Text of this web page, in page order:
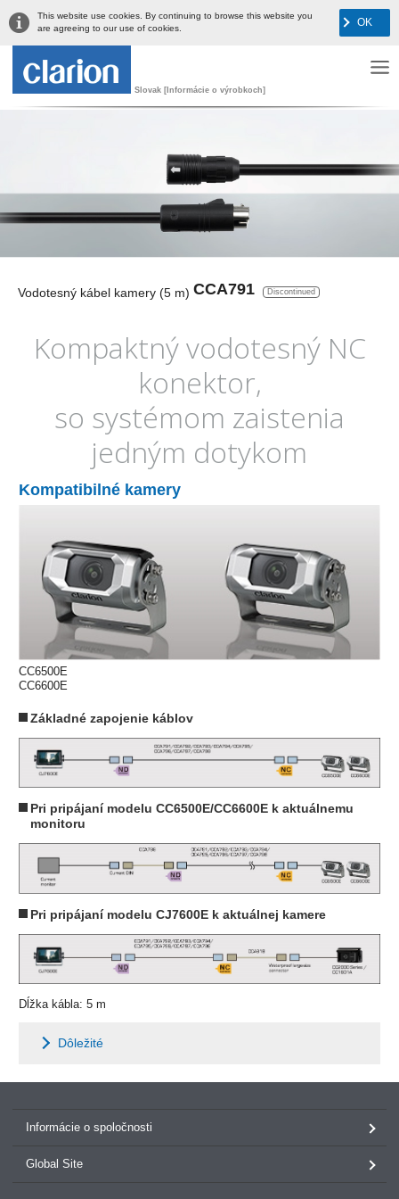
This website use cookies. By continuing to browse this website you
are agreeing to our use of cookies.
OK
Slovak [Informácie o výrobkoch]
Vodotesný kábel kamery (5 m) CCA791 Discontinued
Kompaktný vodotesný NC
konektor,
so systémom zaistenia
jedným dotykom
Kompatibilné kamery
CC6500E
CC6600E
Základné zapojenie káblov
Pri pripájaní modelu CC6500E/CC6600E k aktuálnemu
monitoru
Pri pripájaní modelu CJ7600E k aktuálnej kamere
Dĺžka kábla: 5 m
Dôležité
Informácie o spoločnosti
Global Site